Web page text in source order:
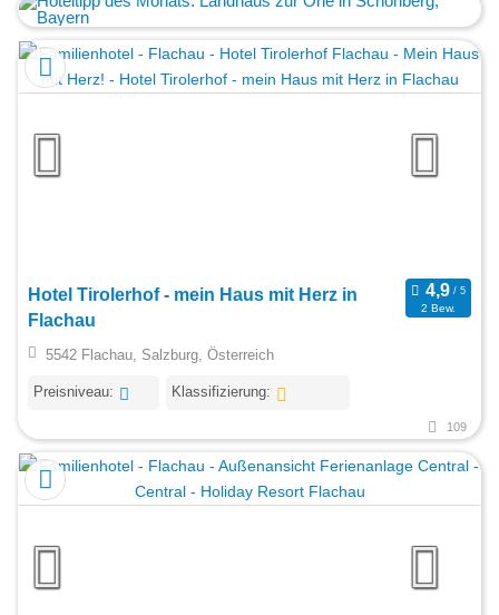
Hotel Tirolerhof - mein Haus mit Herz in
Flachau
2 Bew.
5542 Flachau, Salzburg, Österreich
Preisniveau: Klassifizierung:
109